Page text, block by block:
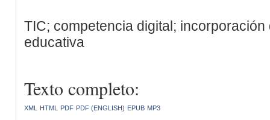
TIC; competencia digital;
educativa
Texto completo:
XML HTML PDF PDF (ENGLISH) EPUB MP3